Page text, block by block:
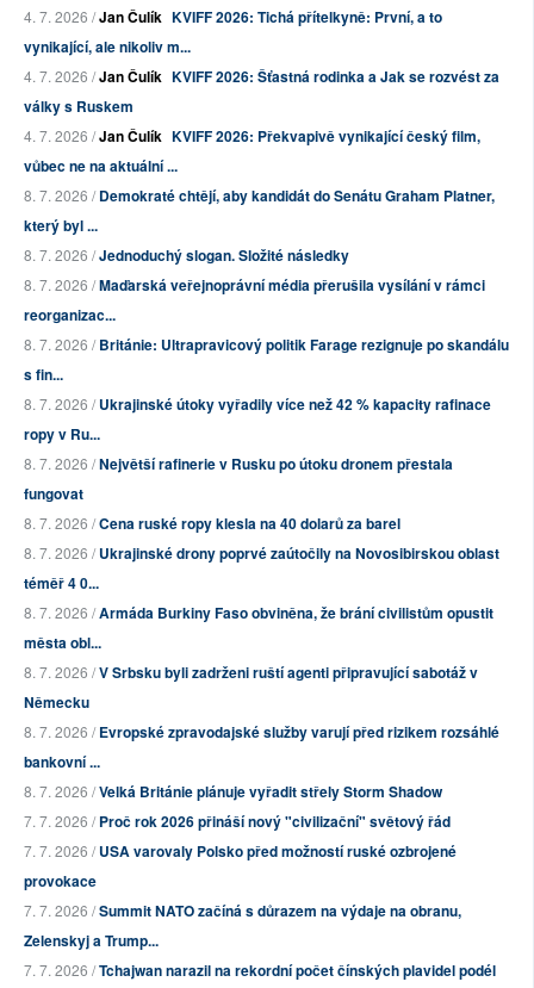
4. 7. 2026 /Jan Čulík KVIFF 2026: Tichá přítelkyně: První, a to
vynikající, ale nikoliv m...
4. 7. 2026 /Jan Čulík KVIFF 2026: Šťastná rodinka a Jak se rozvést za
války s Ruskem
4. 7. 2026 /Jan Čulík KVIFF 2026: Překvapivě vynikající český film,
vůbec ne na aktuální ...
8. 7. 2026 /Demokraté chtějí, aby kandidát do Senátu Graham Platner,
který byl ...
8. 7. 2026 /Jednoduchý slogan. Složité následky
8. 7. 2026 /Maďarská veřejnoprávní média přerušila vysílání v rámci
reorganizac...
8. 7. 2026 /Británie: Ultrapravicový politik Farage rezignuje po skandálu
s fin...
8. 7. 2026 /Ukrajinské útoky vyřadily více než 42 % kapacity rafinace
ropy v Ru...
8. 7. 2026 /Největší rafinerie v Rusku po útoku dronem přestala
fungovat
8. 7. 2026 /Cena ruské ropy klesla na 40 dolarů za barel
8. 7. 2026 /Ukrajinské drony poprvé zaútočily na Novosibirskou oblast
téměř 4 0...
8. 7. 2026 /Armáda Burkiny Faso obviněna, že brání civilistům opustit
města obl...
8. 7. 2026 /V Srbsku byli zadrženi ruští agenti připravující sabotáž v
Německu
8. 7. 2026 /Evropské zpravodajské služby varují před rizikem rozsáhlé
bankovní ...
8. 7. 2026 /Velká Británie plánuje vyřadit střely Storm Shadow
7. 7. 2026 /Proč rok 2026 přináší nový "civilizační" světový řád
7. 7. 2026 /USA varovaly Polsko před možností ruské ozbrojené
provokace
7. 7. 2026 /Summit NATO začíná s důrazem na výdaje na obranu,
Zelenskyj a Trump...
7. 7. 2026 /Tchajwan narazil na rekordní počet čínských plavidel podél